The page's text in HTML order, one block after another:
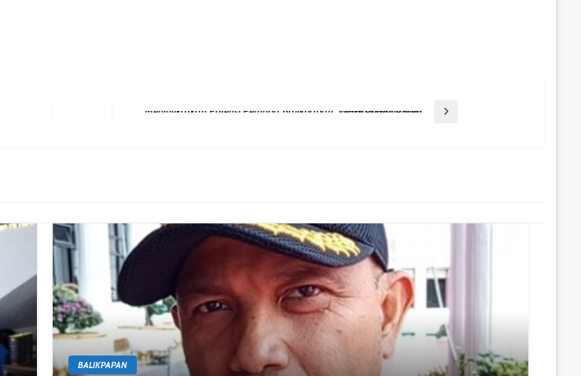
Next Post Meningkatkan Potensi Pemuda Balikpapan: Waktu Kosong Bisa Jadi Ruang Positif
BALIKPAPAN